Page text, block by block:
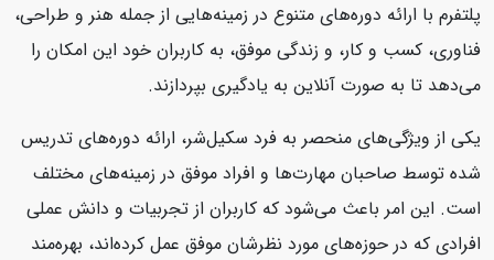
پلتفرم با ارائه دوره‌های متنوع در زمینه‌هایی از جمله هنر و طراحی،
فناوری، کسب و کار، و زندگی موفق، به کاربران خود این امکان را
می‌دهد تا به صورت آنلاین به یادگیری بپردازند.
یکی از ویژگی‌های منحصر به فرد سکیل‌شر، ارائه دوره‌های تدریس
شده توسط صاحبان مهارت‌ها و افراد موفق در زمینه‌های مختلف
است. این امر باعث می‌شود که کاربران از تجربیات و دانش عملی
افرادی که در حوزه‌های مورد نظرشان موفق عمل کرده‌اند، بهره‌مند